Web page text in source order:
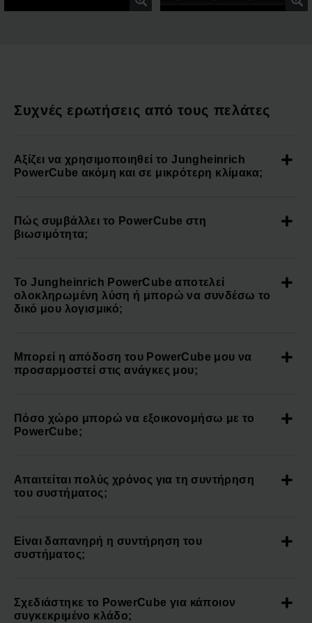
Συχνές ερωτήσεις από τους πελάτες
Αξίζει να χρησιμοποιηθεί το Jungheinrich
PowerCube ακόμη και σε μικρότερη κλίμακα;
Πώς συμβάλλει το PowerCube στη
βιωσιμότητα;
Το Jungheinrich PowerCube αποτελεί
ολοκληρωμένη λύση ή μπορώ να συνδέσω το
δικό μου λογισμικό;
Μπορεί η απόδοση του PowerCube μου να
προσαρμοστεί στις ανάγκες μου;
Πόσο χώρο μπορώ να εξοικονομήσω με το
PowerCube;
Απαιτείται πολύς χρόνος για τη συντήρηση
του συστήματος;
Είναι δαπανηρή η συντήρηση του
συστήματος;
Σχεδιάστηκε το PowerCube για κάποιον
συγκεκριμένο κλάδο;